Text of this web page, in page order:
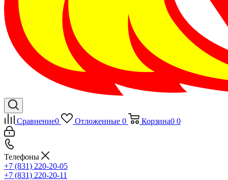
Сравнение0 Отложенные 0 Корзина0 0
Телефоны
+7 (831) 220-20-05
+7 (831) 220-20-11